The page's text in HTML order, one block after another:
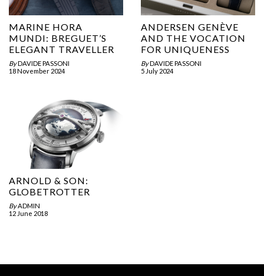
MARINE HORA
MUNDI: BREGUET’S
ELEGANT TRAVELLER
ByDAVIDE PASSONI
18 November 2024
ANDERSEN GENÈVE
AND THE VOCATION
FOR UNIQUENESS
ByDAVIDE PASSONI
5 July 2024
ARNOLD & SON:
GLOBETROTTER
ByADMIN
12 June 2018